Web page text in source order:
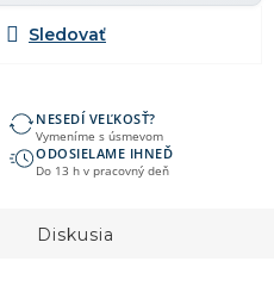
NESEDÍ VEĽKOSŤ?
Vymeníme s úsmevom
ODOSIELAME IHNEĎ
Do 13 h v pracovný deň
Diskusia